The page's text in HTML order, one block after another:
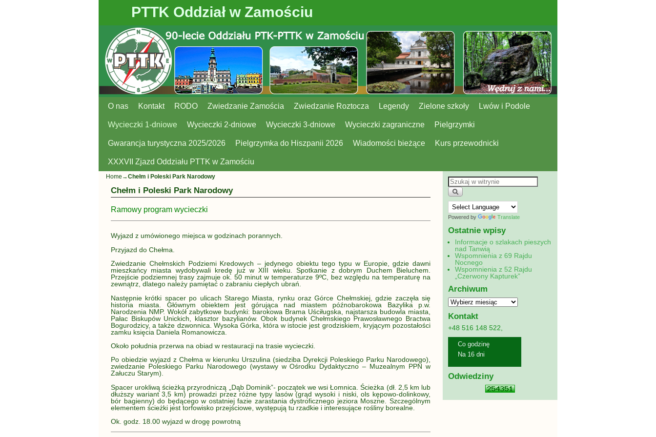
PTTK Oddział w Zamościu
Przejdź do głównej treści
Przejdź do
O nas Kontakt RODO Zwiedzanie Zamościa Zwiedzanie Roztocza Legendy Zielone szkoły Lwów i Podole
Wycieczki 1-dniowe Wycieczki 2-dniowe Wycieczki 3-dniowe Wycieczki zagraniczne Pielgrzymki
Gwarancja turystyczna 2025/2026 Pielgrzymka do Hiszpanii 2026 Wiadomości bieżące Kurs przewodnicki
XXXVII Zjazd Oddziału PTTK w Zamościu
Home →Chełm i Poleski Park Narodowy
Chełm i Poleski Park Narodowy
Ramowy program wycieczki
Wyjazd z umówionego miejsca w godzinach porannych.
Przyjazd do Chełma.
Zwiedzanie Chełmskich Podziemi Kredowych – jedynego obiektu tego typu w Europie, gdzie dawni
mieszkańcy miasta wydobywali kredę już w XIII wieku. Spotkanie z dobrym Duchem Bieluchem.
Przejście podziemnej trasy zajmuje ok. 50 minut w temperaturze 9ºC, bez względu na temperaturę na
zewnątrz, dlatego należy pamiętać o zabraniu ciepłych ubrań.
Następnie krótki spacer po ulicach Starego Miasta, rynku oraz Górce Chełmskiej, gdzie zaczęła się
historia miasta. Głównym obiektem jest górująca nad miastem późnobarokowa Bazylika p.w.
Narodzenia NMP. Wokół zabytkowe budynki: barokowa Brama Uściługska, najstarsza budowla miasta,
Pałac Biskupów Unickich, klasztor bazylianów. Obok budynek Chełmskiego Prawosławnego Bractwa
Bogurodzicy, a także dzwonnica. Wysoka Górka, która w istocie jest grodziskiem, kryjącym pozostałości
zamku księcia Daniela Romanowicza.
Około południa przerwa na obiad w restauracji na trasie wycieczki.
Po obiedzie wyjazd z Chełma w kierunku Urszulina (siedziba Dyrekcji Poleskiego Parku Narodowego),
zwiedzanie Poleskiego Parku Narodowego (wystawy w Ośrodku Dydaktyczno – Muzealnym PPN w
Załuczu Starym).
Spacer urokliwą ścieżką przyrodniczą „Dąb Dominik”- początek we wsi Łomnica. Ścieżka (dł. 2,5 km lub
dłuższy wariant 3,5 km) prowadzi przez różne typy lasów (grąd wysoki i niski, ols kępowo-dolinkowy,
bór bagienny) do będącego w ostatniej fazie zarastania dystroficznego jeziora Moszne. Szczególnym
elementem ścieżki jest torfowisko przejściowe, występują tu rzadkie i interesujące rośliny borealne.
Ok. godz. 18.00 wyjazd w drogę powrotną
Powered by Translate
Ostatnie wpisy
Informacje o szlakach pieszych
nad Tanwią
Wspomnienia z 69 Rajdu
Nocnego
Wspomnienia z 52 Rajdu
„Czerwony Kapturek”
Archiwum
Kontakt
+48 516 148 522,
Co godzinę
Na 16 dni
Odwiedziny